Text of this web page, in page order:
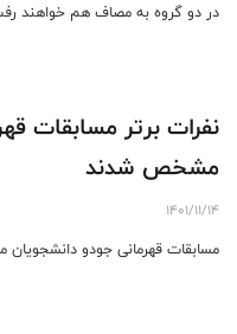
در دو گروه به مصاف هم خواهند
نفرات برتر مسابقات
مشخص شدند
1401/11/14
مسابقات قهرمانی جودو دانشجویان